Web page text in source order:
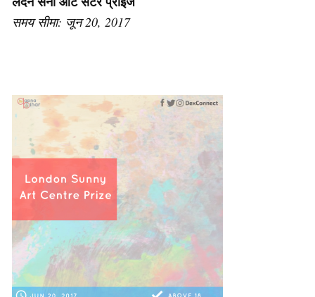
समय सीमा: जून 20, 2017